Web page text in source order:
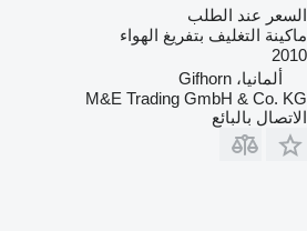
السعر عند الطلب
ماكينة التغليف بتفريغ الهواء
2010
ألمانيا، Gifhorn
M&E Trading GmbH & Co. KG
الاتصال بالبائع